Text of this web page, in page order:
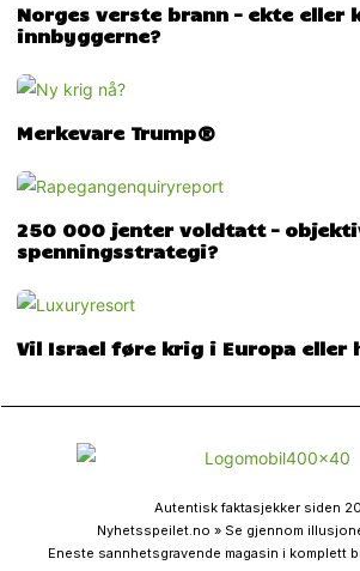
Norges verste brann – ekte eller
innbyggerne?
Merkevare Trump®
250 000 jenter voldtatt –
spenningsstrategi?
Vil Israel føre krig i Europa eller
Autentisk faktasjekker siden
Nyhetsspeilet.no » Se gjennom
Eneste sannhetsgravende magasin i komplett